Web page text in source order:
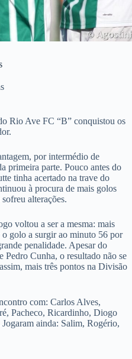
Rio Ave FC “B” conquistou os
por intermédio de
primeira parte. Pouco antes do
tinha acertado na trave do
à procura de mais golos
alterações.
voltou a ser a mesma: mais
golo a surgir ao minuto 56 por
penalidade. Apesar do
Pedro Cunha, o resultado não se
mais três pontos na Divisão
com: Carlos Alves,
Pacheco, Ricardinho, Diogo
ainda: Salim, Rogério,